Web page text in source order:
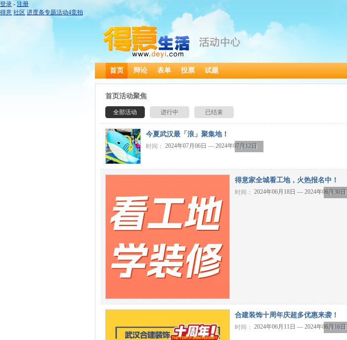
登录 -注册
得意 社区 进度条专题活动4竞拍
首页 辩论 表单 投票 试题
首页活动聚焦
全部活动 进行中 已结束
今夏武汉最「浪」聚集地！
时间： 2024年07月06日 — 2024年07月12日
（时尚）
得意家全城看工地，火热报名中！
时间： 2024年06月18日 — 2024年06月30日
（家装）
合建装饰十周年庆超多优惠来袭！
时间： 2024年06月11日 — 2024年06月16日
（家装）